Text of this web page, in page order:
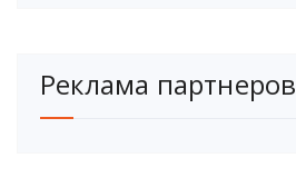
Реклама партнеров